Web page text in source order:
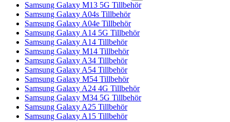
Samsung Galaxy M13 5G Tillbehör
Samsung Galaxy A04s Tillbehör
Samsung Galaxy A04e Tillbehör
Samsung Galaxy A14 5G Tillbehör
Samsung Galaxy A14 Tillbehör
Samsung Galaxy M14 Tillbehör
Samsung Galaxy A34 Tillbehör
Samsung Galaxy A54 Tillbehör
Samsung Galaxy M54 Tillbehör
Samsung Galaxy A24 4G Tillbehör
Samsung Galaxy M34 5G Tillbehör
Samsung Galaxy A25 Tillbehör
Samsung Galaxy A15 Tillbehör